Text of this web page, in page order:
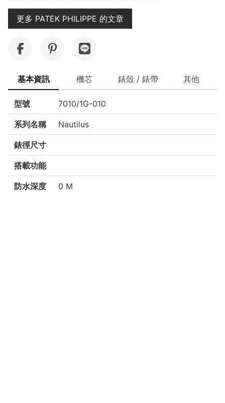
更多 PATEK PHILIPPE 的文章
基本資訊 機芯 錶殼 / 錶帶 其他
型號 7010/1G-010
系列名稱 Nautilus
錶徑尺寸
搭載功能
防水深度 0 M